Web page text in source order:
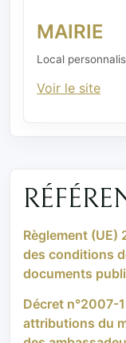
MAIRIE
Local
Voir le site
Règlement (UE)
des conditions
documents
Décret n°2007-
attributions du